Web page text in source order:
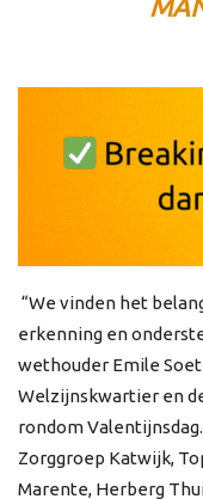
“We vinden het
erkenning en
wethouder Emile
Welzijnskwartier en
rondom
Zorggroep Katwijk,
Marente, Herberg